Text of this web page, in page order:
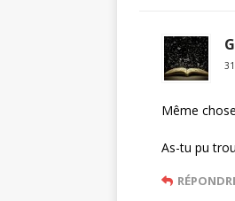
Même
As-tu pu